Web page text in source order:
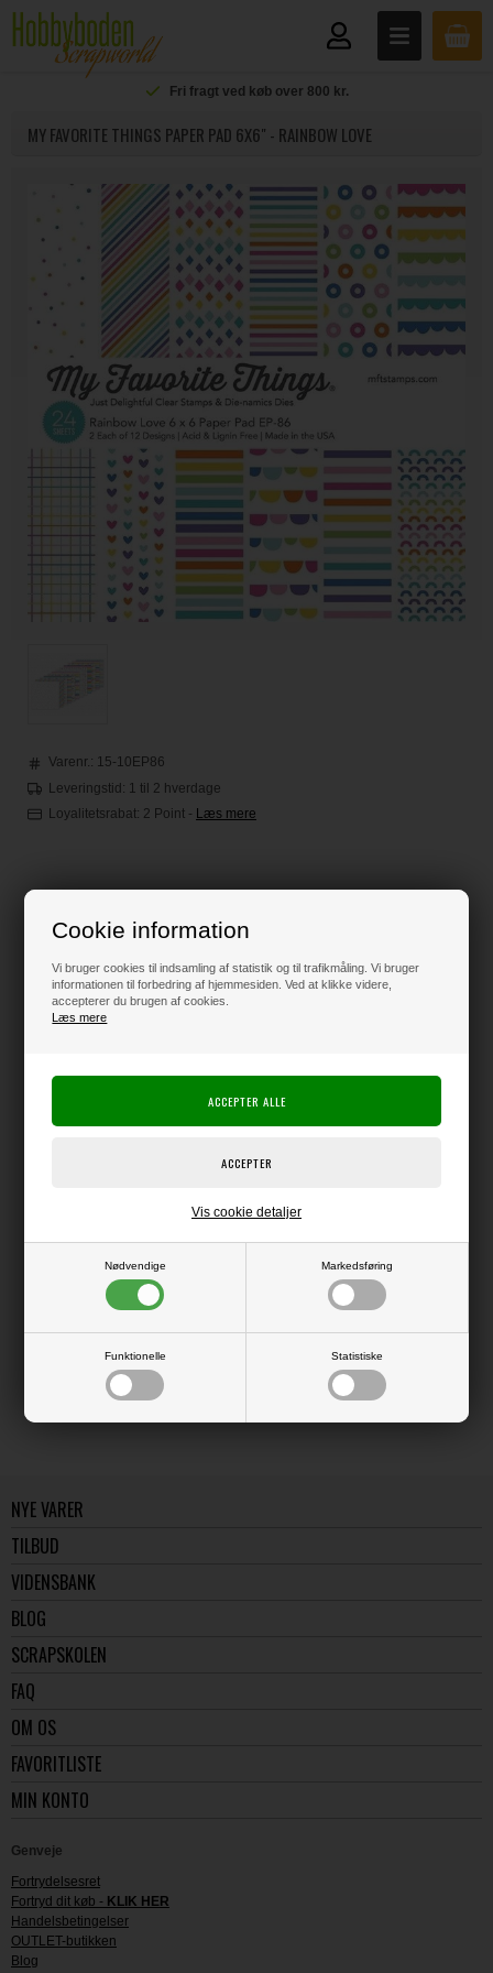
Cookie information
Vi bruger cookies til indsamling af statistik og til trafikmåling. Vi bruger
informationen til forbedring af hjemmesiden. Ved at klikke videre,
accepterer du brugen af cookies.
Læs mere
Nødvendige Markedsføring
Funktionelle Statistiske
Vis cookie detaljer
Fri fragt ved køb over 800 kr.
MY FAVORITE THINGS PAPER PAD 6X6" - RAINBOW LOVE
Varenr.: 15-10EP86
Leveringstid: 1 til 2 hverdage
Loyalitetsrabat: 2 Point - Læs mere
59,00DKK
Producent:My Favorite Things (MFT)
LÆS OG BLIV INSPIRERET
Læs flere artikler...
NYE VARER
TILBUD
VIDENSBANK
BLOG
SCRAPSKOLEN
FAQ
OM OS
FAVORITLISTE
MIN KONTO
Genveje
Fortrydelsesret
Fortryd dit køb - KLIK HER
Handelsbetingelser
OUTLET-butikken
Blog